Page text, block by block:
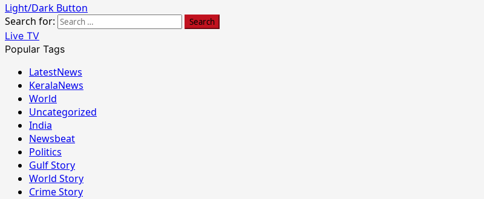
Light/Dark Button
Search for:
Live TV
Popular Tags
LatestNews
KeralaNews
World
Uncategorized
India
Newsbeat
Politics
Gulf Story
World Story
Crime Story